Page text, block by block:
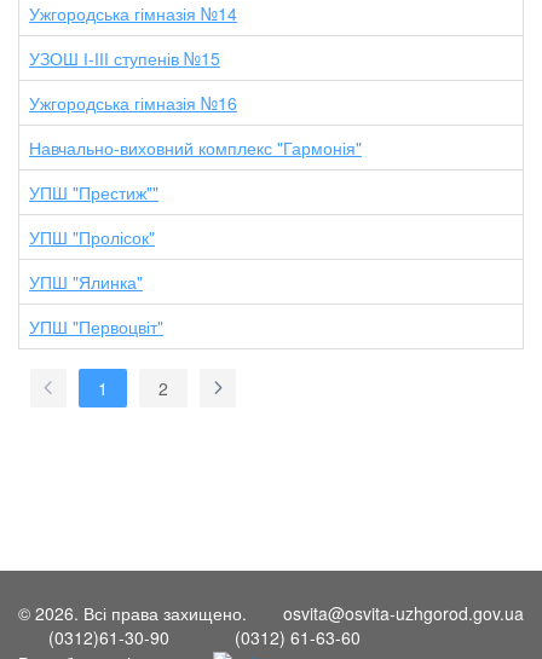
Ужгородська гімназія №14
УЗОШ І-ІІІ ступенів №15
Ужгородська гімназія №16
Навчально-виховний комплекс "Гармонія"
УПШ "Престиж""
УПШ "Пролісок"
УПШ "Ялинка"
УПШ "Первоцвіт"
1 2
© 2026. Всі права захищено.
osvita@osvita-uzhgorod.gov.ua
(0312)61-30-90
(0312) 61-63-60